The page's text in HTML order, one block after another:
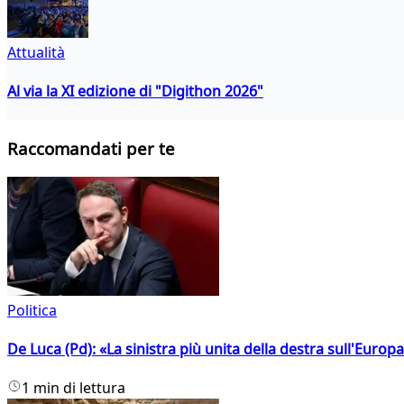
Attualità
Al via la XI edizione di "Digithon 2026"
Raccomandati per te
Politica
De Luca (Pd): «La sinistra più unita della destra
1 min di lettura